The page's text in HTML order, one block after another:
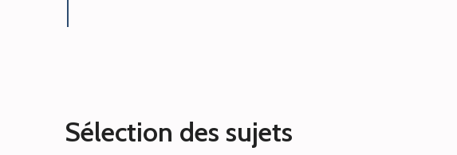
Sélection des sujets